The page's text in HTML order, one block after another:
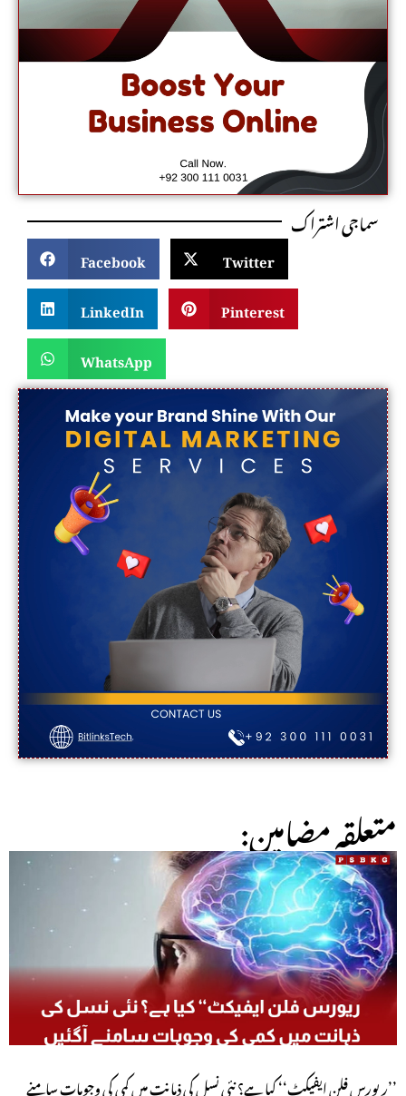
سماجی اشتراک
Facebook
Twitter
LinkedIn
Pinterest
WhatsApp
:متعلقہ مضامین
’’ریورس فلن ایفیکٹ‘‘ کیا ہے؟ نئی نسل کی ذہانت میں کمی کی وجوہات سامنے